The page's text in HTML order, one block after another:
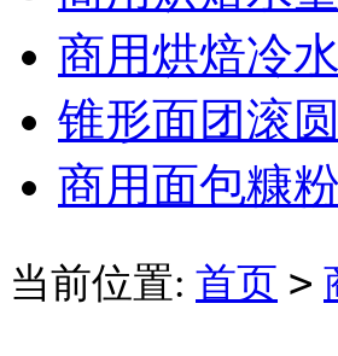
商用烘焙冷
锥形面团滚
商用面包糠
当前位置: 首页 >